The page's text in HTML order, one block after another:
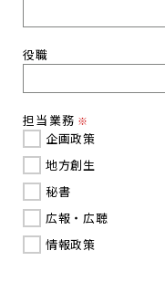
役職
担当業務 ※
企画政策
地方創生
秘書
広報・広聴
情報政策